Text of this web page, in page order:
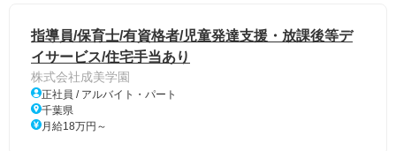
指導員/保育士/有資格者/児童発達支援・放課後等デ
イサービス/住宅手当あり
株式会社成美学園
正社員 / アルバイト・パート
千葉県
月給18万円～